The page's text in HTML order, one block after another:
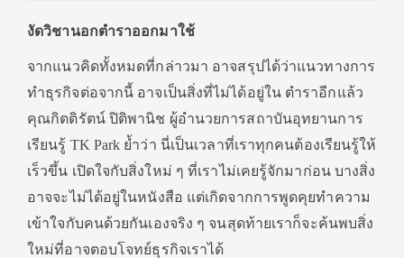
งัดวิชานอกตำราออกมาใช้
จากแนวคิดทั้งหมดที่กล่าวมา อาจสรุปได้ว่าแนวทางการ
ทำธุรกิจต่อจากนี้ อาจเป็นสิ่งที่ไม่ได้อยู่ใน ตำราอีกแล้ว
คุณกิตติรัตน์ ปิติพานิช ผู้อำนวยการสถาบันอุทยานการ
เรียนรู้ TK Park ย้ำว่า นี่เป็นเวลาที่เราทุกคนต้องเรียนรู้ให้
เร็วขึ้น เปิดใจกับสิ่งใหม่ ๆ ที่เราไม่เคยรู้จักมาก่อน บางสิ่ง
อาจจะไม่ได้อยู่ในหนังสือ แต่เกิดจากการพูดคุยทำความ
เข้าใจกับคนด้วยกันเองจริง ๆ จนสุดท้ายเราก็จะค้นพบสิ่ง
ใหม่ที่อาจตอบโจทย์ธุรกิจเราได้